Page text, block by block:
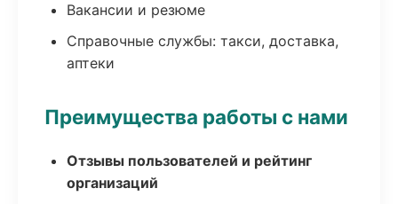
Вакансии и резюме
Справочные службы: такси, доставка,
аптеки
Преимущества работы с нами
Отзывы пользователей и рейтинг
организаций